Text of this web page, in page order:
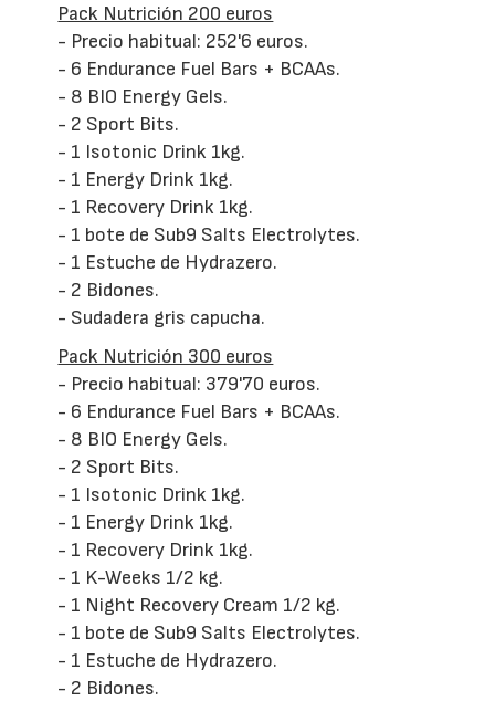
Pack Nutrición 200 euros
- Precio habitual: 252'6 euros.
- 6 Endurance Fuel Bars + BCAAs.
- 8 BIO Energy Gels.
- 2 Sport Bits.
- 1 Isotonic Drink 1kg.
- 1 Energy Drink 1kg.
- 1 Recovery Drink 1kg.
- 1 bote de Sub9 Salts Electrolytes.
- 1 Estuche de Hydrazero.
- 2 Bidones.
- Sudadera gris capucha.
Pack Nutrición 300 euros
- Precio habitual: 379'70 euros.
- 6 Endurance Fuel Bars + BCAAs.
- 8 BIO Energy Gels.
- 2 Sport Bits.
- 1 Isotonic Drink 1kg.
- 1 Energy Drink 1kg.
- 1 Recovery Drink 1kg.
- 1 K-Weeks 1/2 kg.
- 1 Night Recovery Cream 1/2 kg.
- 1 bote de Sub9 Salts Electrolytes.
- 1 Estuche de Hydrazero.
- 2 Bidones.